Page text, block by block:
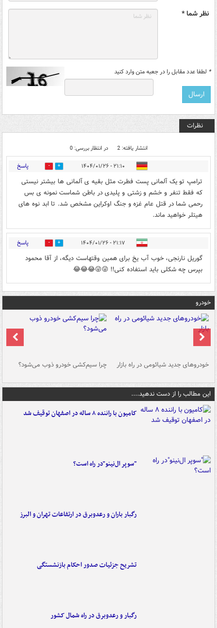
نظر شما *
* لطفا عدد مقابل را در جعبه متن وارد کنید
نظرات
انتشار یافته: 2 در انتظار بررسی: 0
۲۱:۱۰ - ۱۴۰۴/۰۱/۲۶ 0 پاسخ
ترامپ تو یک آلمانی پست فطرت مثل بقیه ی آلمانی ها بیشتر نیستی
که فقط تنفر و خشم و زشتی و پلیدی در باطن شماست نمونه ی بس
رحمی شما در قتل عام غزه و جنگ اوکراین مشخص شد. تا ابد نوه های
هیتلر خواهید ماند.
۲۱:۱۷ - ۱۴۰۴/۰۱/۲۶ 0 پاسخ
گوریل نارنجی، خوب آب یخ برای همین وقتهاست دیگه، از آقا محمود
بپرس چه شکلی باید استفاده کنی!! 😜😜😂😂😂
خودرو
خودروهای جدید شیائومی در راه بازار چرا سیم‌کشی خودرو ذوب می‌شود؟
این مطالب را از دست ندهید....
کامیون با راننده ۸ ساله در اصفهان توقیف شد
"سوپر ال‌نینو"در راه است؟
رگبار باران و رعدوبرق در ارتفاعات تهران و البرز
تشریح جزئیات صدور احکام بازنشستگی
رگبار و رعدوبرق در راه شمال کشور